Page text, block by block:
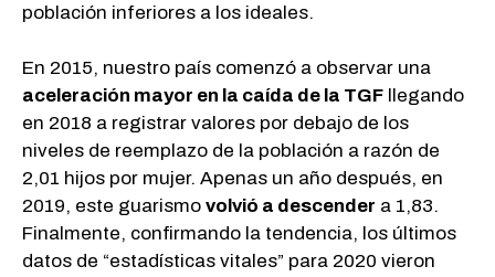
población inferiores a los ideales.
En 2015, nuestro país comenzó a observar una
aceleración mayor en la caída de la TGF llegando
en 2018 a registrar valores por debajo de los
niveles de reemplazo de la población a razón de
2,01 hijos por mujer. Apenas un año después, en
2019, este guarismo volvió a descender a 1,83.
Finalmente, confirmando la tendencia, los últimos
datos de “estadísticas vitales” para 2020 vieron